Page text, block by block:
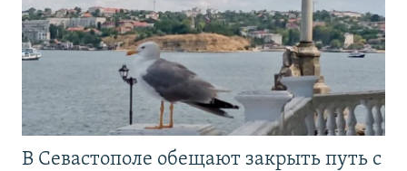
В Севастополе обещают закрыть путь с